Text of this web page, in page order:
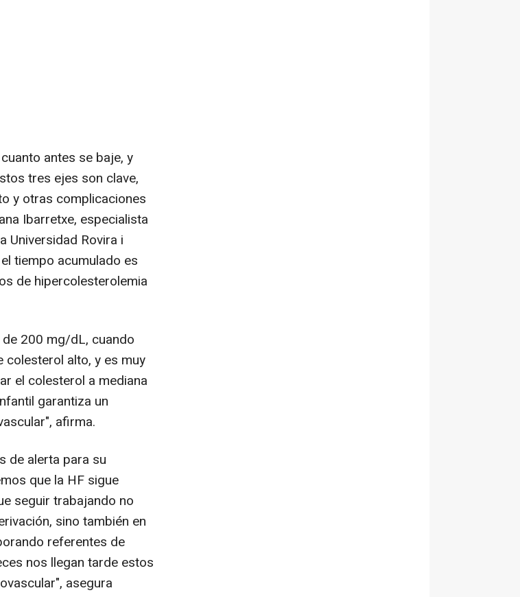
antes se baje, y
tres ejes son clave,
y otras complicaciones
Ibarretxe, especialista
Universidad Rovira i
tiempo acumulado es
de hipercolesterolemia
200 mg/dL, cuando
colesterol alto, y es muy
el colesterol a mediana
garantiza un
afirma.
de alerta para su
que la HF sigue
seguir trabajando no
sino también en
referentes de
nos llegan tarde estos
asegura